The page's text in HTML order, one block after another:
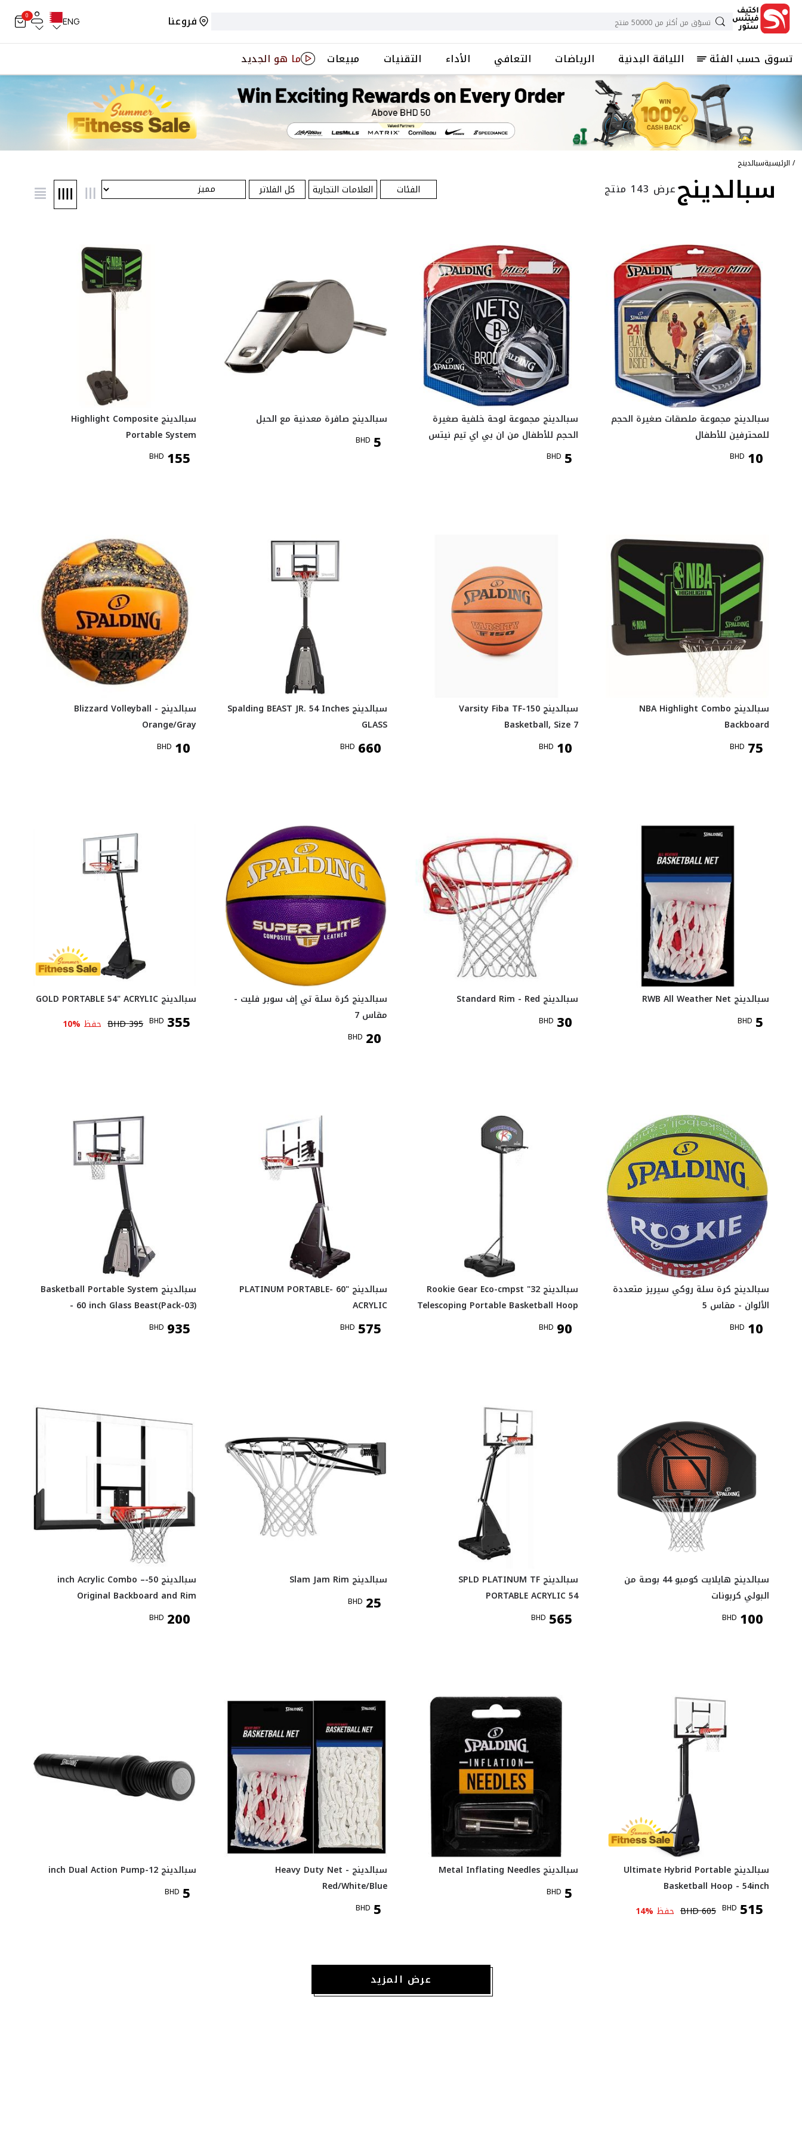
فروعنا ENG
0
تسوق حسب الفئة اللياقة البدنية الرياضات التعافي الأداء التقنيات مبيعات ما هو الجديد
الرئيسيةسبالدينج
سبالدينجعرض 143 منتج الفئات العلامات التجارية كل الفلاتر
سبالدينج مجموعة ملصقات صغيرة الحجم
للمحترفين للأطفال
BHD 10
سبالدينج مجموعة لوحة خلفية صغيرة
الحجم للأطفال من ان بي اي تيم نيتس
BHD 5
سبالدينج صافرة معدنية مع الحبل
BHD 5
سبالدينج Highlight Composite
Portable System
BHD 155
سبالدينج NBA Highlight Combo
Backboard
BHD 75
سبالدينج Varsity Fiba TF-150
Basketball, Size 7
BHD 10
سبالدينج Spalding BEAST JR. 54 Inches
GLASS
BHD 660
سبالدينج Blizzard Volleyball -
Orange/Gray
BHD 10
سبالدينج RWB All Weather Net
BHD 5
سبالدينج Standard Rim - Red
BHD 30
سبالدينج كرة سلة تي إف سوبر فليت -
مقاس 7
BHD 20
سبالدينج GOLD PORTABLE 54" ACRYLIC
BHD 355
BHD395 حفظ 10%
سبالدينج كرة سلة روكي سيريز متعددة
الألوان - مقاس 5
BHD 10
سبالدينج 32" Rookie Gear Eco-cmpst
Telescoping Portable Basketball Hoop
BHD 90
سبالدينج PLATINUM PORTABLE- 60"
ACRYLIC
BHD 575
سبالدينج Basketball Portable System
- 60 inch Glass Beast(Pack-03)
BHD 935
سبالدينج هايلايت كومبو 44 بوصة من
البولي كربونات
BHD 100
سبالدينج SPLD PLATINUM TF
PORTABLE ACRYLIC 54
BHD 565
سبالدينج Slam Jam Rim
BHD 25
سبالدينج 50-inch Acrylic Combo –
Original Backboard and Rim
BHD 200
سبالدينج Ultimate Hybrid Portable
Basketball Hoop - 54inch
BHD 515
BHD605 حفظ 14%
سبالدينج Metal Inflating Needles
BHD 5
سبالدينج Heavy Duty Net -
Red/White/Blue
BHD 5
سبالدينج 12-inch Dual Action Pump
BHD 5
عرض المزيد